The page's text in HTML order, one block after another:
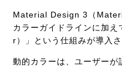
Material Design 3（
カラーガイドラインに加
r）」という仕組みが導入さ
動的カラーは、ユーザー